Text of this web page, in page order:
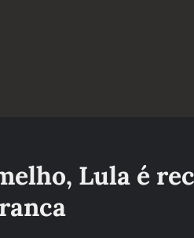
Lula é